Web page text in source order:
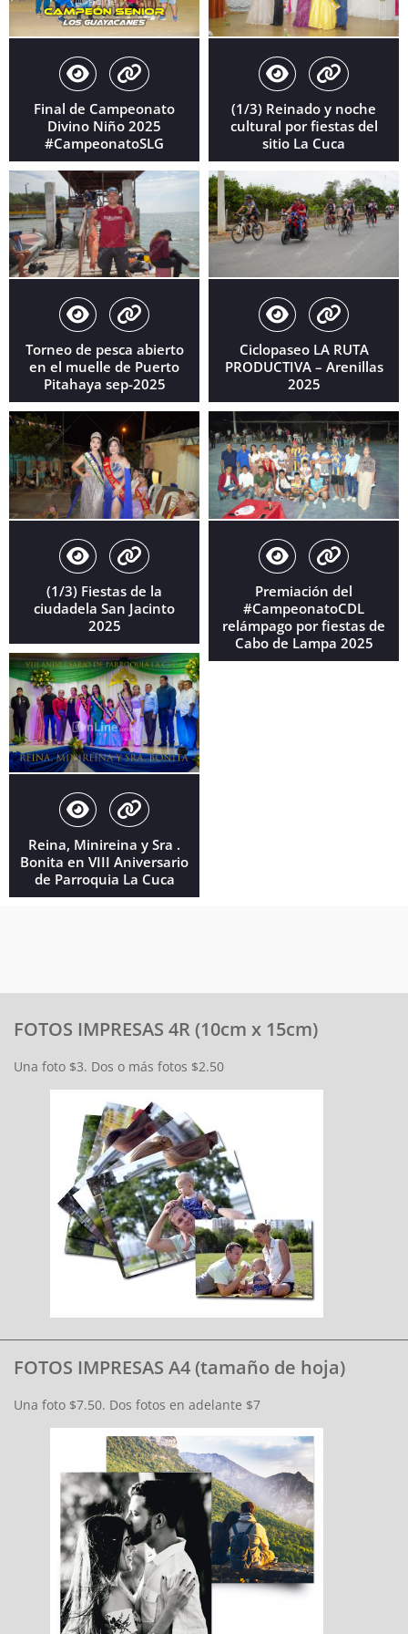
Final de Campeonato
Divino Niño 2025
#CampeonatoSLG
(1/3) Reinado y noche
cultural por fiestas del
sitio La Cuca
Torneo de pesca abierto
en el muelle de Puerto
Pitahaya sep-2025
Ciclopaseo LA RUTA
PRODUCTIVA – Arenillas
2025
(1/3) Fiestas de la
ciudadela San Jacinto
2025
Premiación del
#CampeonatoCDL
relámpago por fiestas de
Cabo de Lampa 2025
Reina, Minireina y Sra .
Bonita en VIII Aniversario
de Parroquia La Cuca
FOTOS IMPRESAS 4R (10cm x 15cm)
Una foto $3. Dos o más fotos $2.50
FOTOS IMPRESAS A4 (tamaño de hoja)
Una foto $7.50. Dos fotos en adelante $7